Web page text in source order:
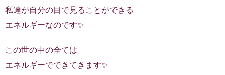
私達が自分の目で見ることができる
エネルギーなのです✨
この世の中の全ては
エネルギーでできてきます✨